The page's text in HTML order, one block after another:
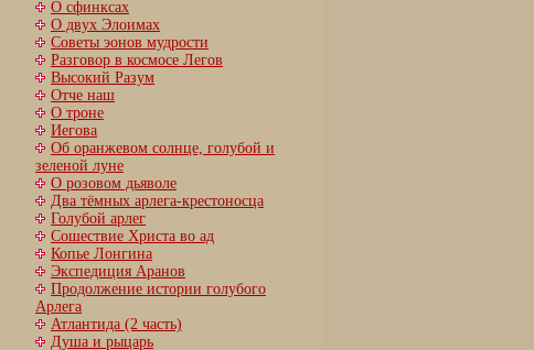
О сфинксах
О двух Элоимах
Советы эонов мудрости
Разговор в космосе Легов
Высокий Разум
Отче наш
О троне
Иегова
Об оранжевом солнце, голубой и
зеленой луне
О розовом дьяволе
Два тёмных арлега-крестоносца
Голубой арлег
Сошествие Христа во ад
Копье Лонгина
Экспедиция Аранов
Продолжение истории голубого
Арлега
Атлантида (2 часть)
Душа и рыцарь